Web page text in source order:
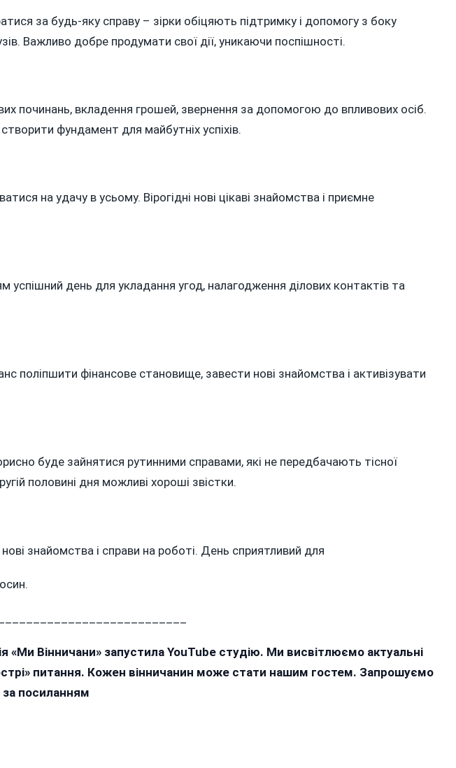
за будь-яку справу – зірки обіцяють підтримку і допомогу з боку
Важливо добре продумати свої дії, уникаючи поспішності.
починань, вкладення грошей, звернення за допомогою до впливових осіб.
фундамент для майбутніх успіхів.
на удачу в усьому. Вірогідні нові цікаві знайомства і приємне
успішний день для укладання угод, налагодження ділових контактів та
поліпшити фінансове становище, завести нові знайомства і активізувати
буде зайнятися рутинними справами, які не передбачають тісної
половині дня можливі хороші звістки.
знайомства і справи на роботі. День сприятливий для
«Ми Вінничани» запустила YouTube студію. Ми висвітлюємо актуальні
питання. Кожен вінничанин може стати нашим гостем. Запрошуємо
за посиланням